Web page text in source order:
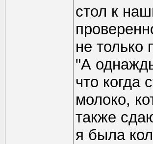
стол к
не только
"А
что когда
молоко,
также
я была